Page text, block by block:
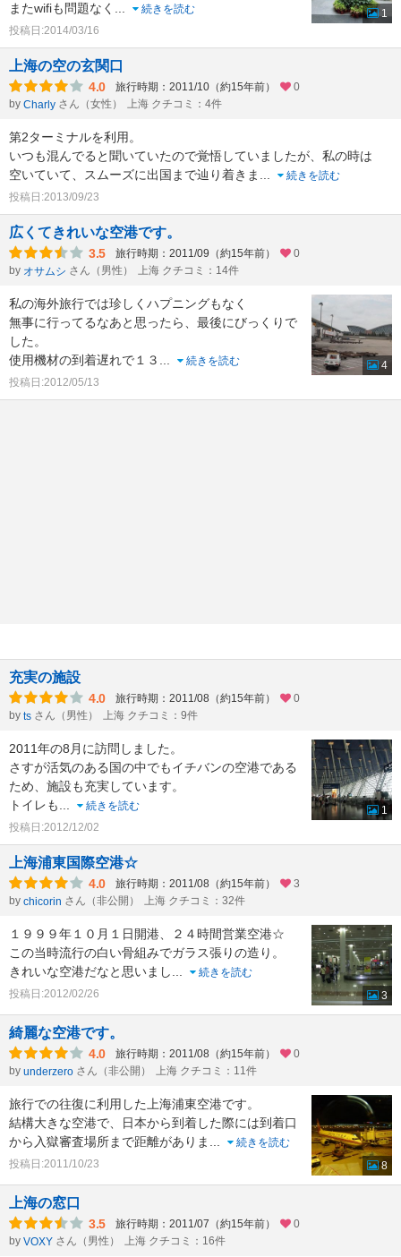
またwifiも問題なく ...
続きを読む
投稿日:2014/03/16
1
上海の空の玄関口
4.0 旅行時期：2011/10（約15年前）
0
by Charly さん（女性） 上海 クチコミ：4件
第2ターミナルを利用。
いつも混んでると聞いていたので覚悟していましたが、私の時は
空いていて、スムーズに出国まで辿り着きま ...
続きを読む
投稿日:2013/09/23
広くてきれいな空港です。
3.5 旅行時期：2011/09（約15年前）
0
by オサムシ さん（男性） 上海 クチコミ：14件
私の海外旅行では珍しくハプニングもなく
無事に行ってるなあと思ったら、最後にびっくりで
した。
使用機材の到着遅れで１３ ...
続きを読む
投稿日:2012/05/13
4
充実の施設
4.0 旅行時期：2011/08（約15年前）
0
by ts さん（男性） 上海 クチコミ：9件
2011年の8月に訪問しました。
さすが活気のある国の中でもイチバンの空港である
ため、施設も充実しています。
トイレも...
続きを読む
投稿日:2012/12/02
1
上海浦東国際空港☆
4.0 旅行時期：2011/08（約15年前）
3
by chicorin さん（非公開） 上海 クチコミ：32件
１９９９年１０月１日開港、２４時間営業空港☆
この当時流行の白い骨組みでガラス張りの造り。
きれいな空港だなと思いまし...
続きを読む
投稿日:2012/02/26
3
綺麗な空港です。
4.0 旅行時期：2011/08（約15年前）
0
by underzero さん（非公開） 上海 クチコミ：11件
旅行での往復に利用した上海浦東空港です。
結構大きな空港で、日本から到着した際には到着口
から入獄審査場所まで距離がありま ...
続きを読む
投稿日:2011/10/23
8
上海の窓口
3.5 旅行時期：2011/07（約15年前）
0
by VOXY さん（男性） 上海 クチコミ：16件